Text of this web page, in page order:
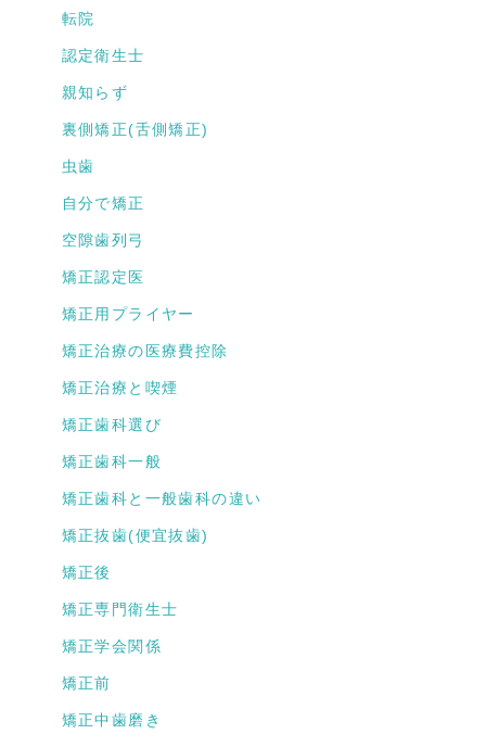
転院
認定衛生士
親知らず
裏側矯正(舌側矯正)
虫歯
自分で矯正
空隙歯列弓
矯正認定医
矯正用プライヤー
矯正治療の医療費控除
矯正治療と喫煙
矯正歯科選び
矯正歯科一般
矯正歯科と一般歯科の違い
矯正抜歯(便宜抜歯)
矯正後
矯正専門衛生士
矯正学会関係
矯正前
矯正中歯磨き